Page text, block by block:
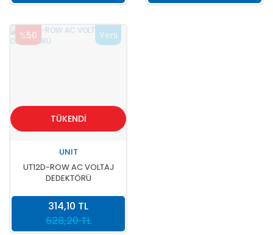
Yeni
%50
TÜKENDİ
UNIT
UT12D-ROW AC VOLTAJ
DEDEKTÖRÜ
628,20 TL
314,10 TL